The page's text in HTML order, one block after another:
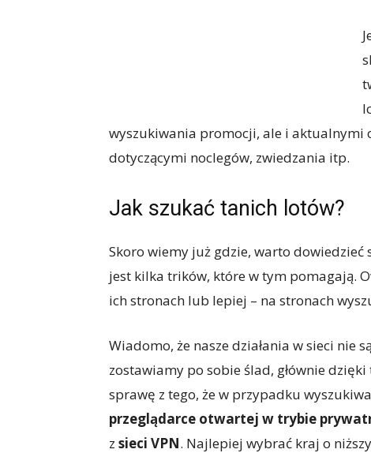
wyszukiwania promocji, ale i aktualnymi
dotyczącymi noclegów, zwiedzania itp.
Jak szukać tanich lotów?
Skoro wiemy już gdzie, warto dowiedzieć
jest kilka trików, które w tym pomagają.
ich stronach lub lepiej – na stronach
Wiadomo, że nasze działania w sieci nie
zostawiamy po sobie ślad, głównie
sprawę z tego, że w przypadku
przeglądarce otwartej w trybie
z sieci VPN. Najlepiej wybrać kraj o